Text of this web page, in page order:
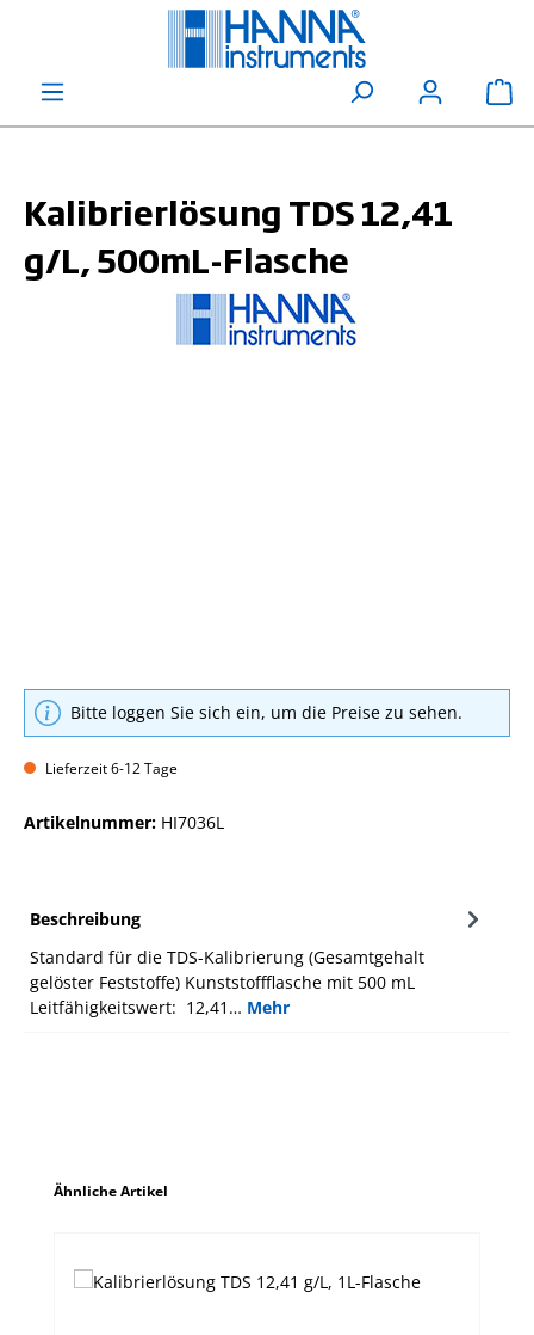
Kalibrierlösung TDS 12,41
g/L, 500mL-Flasche
Bitte loggen Sie sich ein, um die Preise zu sehen.
Lieferzeit 6-12 Tage
Artikelnummer: HI7036L
Beschreibung
Standard für die TDS-Kalibrierung (Gesamtgehalt
gelöster Feststoffe) Kunststoffflasche mit 500 mL
Leitfähigkeitswert: 12,41… Mehr
Produktgalerie überspringen
Ähnliche Artikel